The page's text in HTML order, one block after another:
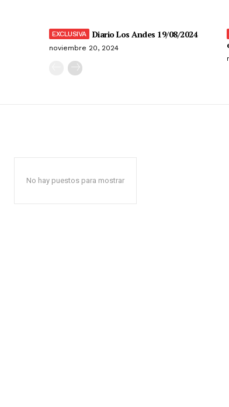
Diario Los Andes 19/08/2024
noviembre 20, 2024
No hay puestos para mostrar